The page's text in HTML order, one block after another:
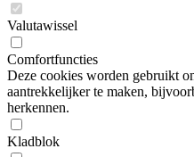
Valutawissel
Comfortfuncties
Deze cookies worden gebruikt
aantrekkelijker te maken,
herkennen.
Kladblok